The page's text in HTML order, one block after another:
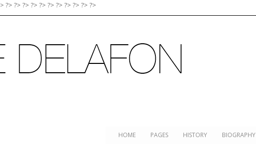
?> ?> ?> ?> ?> ?> ?> ?> ?> ?> ?>
HOME PAGES HISTORY BIOGRAPHY